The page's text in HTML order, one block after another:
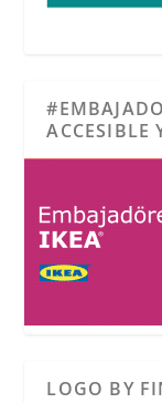
ACCESIBLE
LOGO BY